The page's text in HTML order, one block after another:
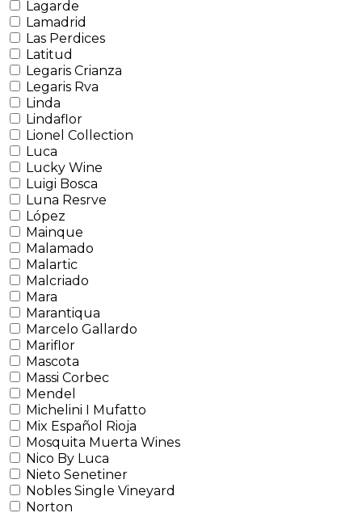
Lagarde
Lamadrid
Las Perdices
Latitud
Legaris Crianza
Legaris Rva
Linda
Lindaflor
Lionel Collection
Luca
Lucky Wine
Luigi Bosca
Luna Resrve
López
Mainque
Malamado
Malartic
Malcriado
Mara
Marantiqua
Marcelo Gallardo
Mariflor
Mascota
Massi Corbec
Mendel
Michelini I Mufatto
Mix Español Rioja
Mosquita Muerta Wines
Nico By Luca
Nieto Senetiner
Nobles Single Vineyard
Norton